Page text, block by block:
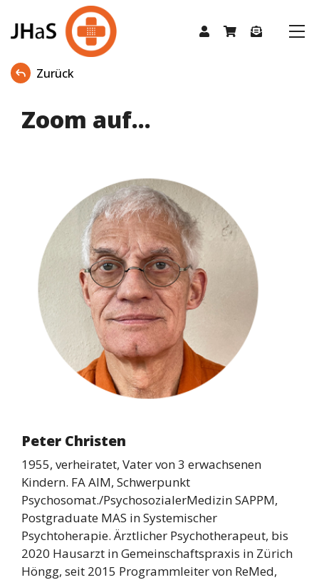
Zurück
Zoom auf...
Peter Christen
1955, verheiratet, Vater von 3 erwachsenen
Kindern. FA AIM, Schwerpunkt
Psychosomat./PsychosozialerMedizin SAPPM,
Postgraduate MAS in Systemischer
Psychtoherapie. Ärztlicher Psychotherapeut, bis
2020 Hausarzt in Gemeinschaftspraxis in Zürich
Höngg, seit 2015 Programmleiter von ReMed,